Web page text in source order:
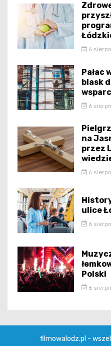
6
Pałac
blask
6
na
przez
6
ulice
6
Polski
6
filmowalodz.pl -